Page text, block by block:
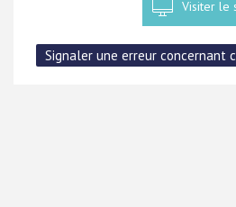
Visiter le